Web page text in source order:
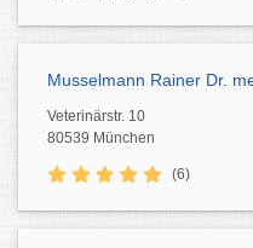
Musselmann Rainer Dr.
Veterinärstr. 10
80539 München
(6)